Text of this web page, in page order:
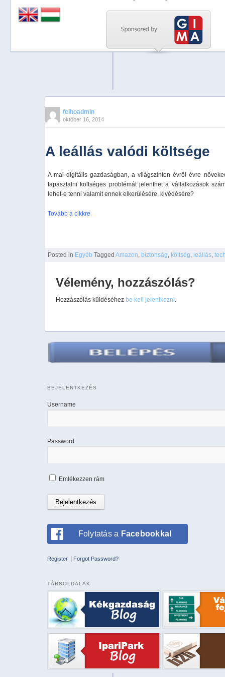
felhoadmin
október 16, 2014
A leállás valódi költsége
A mai digitális gazdaságban, a világszinten évről évre
tapasztalni költséges problémát jelenthet a vállalkozások
lehet-e tenni valamit ennek elkerülésére, kivédésére?
Tovább a cikkre
Posted in Egyéb Tagged Amazon biztonság költség leállás,
Vélemény, hozzászólás?
Hozzászólás küldéséhez be kell jelentkezni.
BEJELENTKEZÉS
Username
Password
Emlékezzen rám
Folytatás a Facebookkal
Register Forgot Password?
TÁRSOLDALAK